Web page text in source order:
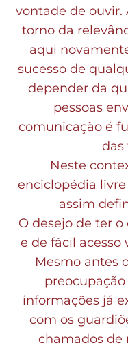
vontade de
torno da
aqui
sucesso de
depender da
pessoas
comunicação é
das
Neste
enciclopédia
assim
O desejo de ter
e de fácil acesso
Mesmo antes
informações já
com os
chamados de